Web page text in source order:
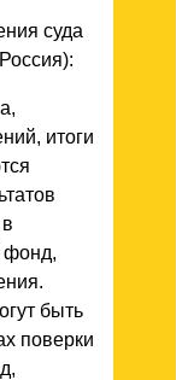
суда
итоги
быть
поверки